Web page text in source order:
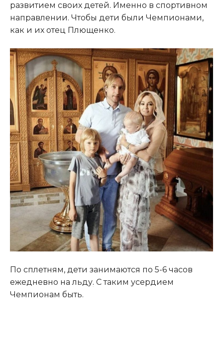
развитием своих детей. Именно в спортивном
направлении. Чтобы дети были Чемпионами,
как и их отец Плющенко.
По сплетням, дети занимаются по 5-6 часов
ежедневно на льду. С таким усердием
Чемпионам быть.